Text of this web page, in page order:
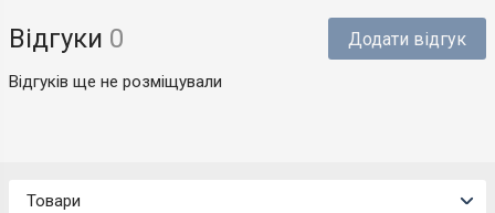
Відгуки 0 Додати відгук
Відгуків ще не розміщували
Товари